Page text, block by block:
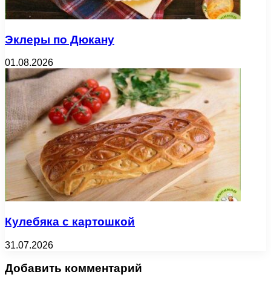
Эклеры по Дюкану
01.08.2026
Кулебяка с картошкой
31.07.2026
Добавить комментарий